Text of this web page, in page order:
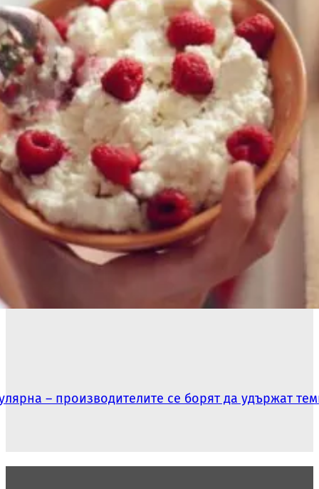
– производителите се борят да удържат